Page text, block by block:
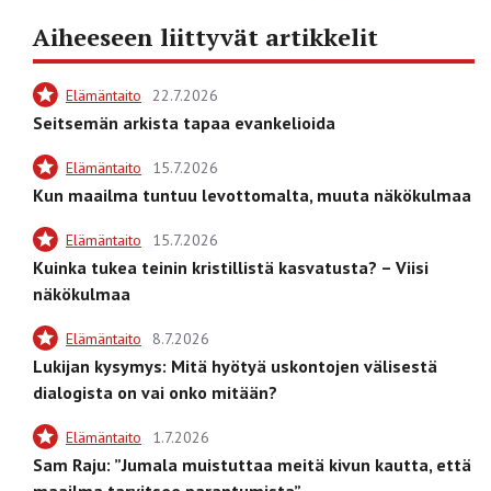
Aiheeseen liittyvät artikkelit
Elämäntaito 22.7.2026
Seitsemän arkista tapaa evankelioida
Elämäntaito 15.7.2026
Kun maailma tuntuu levottomalta, muuta näkökulmaa
Elämäntaito 15.7.2026
Kuinka tukea teinin kristillistä kasvatusta? – Viisi
näkökulmaa
Elämäntaito 8.7.2026
Lukijan kysymys: Mitä hyötyä uskontojen välisestä
dialogista on vai onko mitään?
Elämäntaito 1.7.2026
Sam Raju: ”Jumala muistuttaa meitä kivun kautta, että